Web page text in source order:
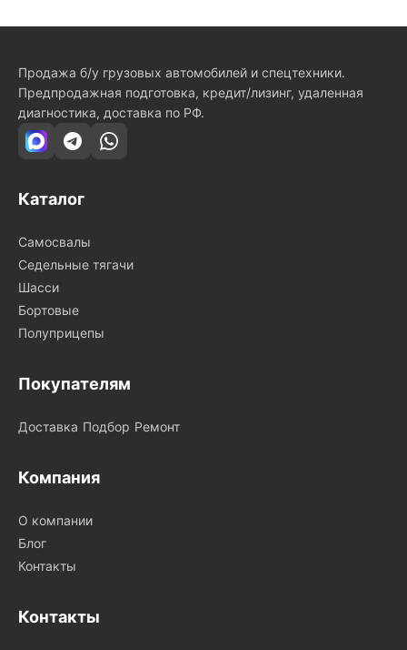
Продажа б/у грузовых автомобилей и спецтехники.
Предпродажная подготовка, кредит/лизинг, удаленная
диагностика, доставка по РФ.
Каталог
Самосвалы
Седельные тягачи
Шасси
Бортовые
Полуприцепы
Покупателям
Доставка Подбор Ремонт
Компания
О компании
Блог
Контакты
Контакты